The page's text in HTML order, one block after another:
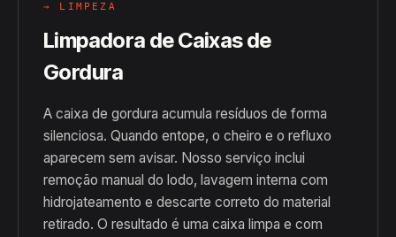
→ LIMPEZA
Limpadora de Caixas de
Gordura
A caixa de gordura acumula resíduos de forma
silenciosa. Quando entope, o cheiro e o refluxo
aparecem sem avisar. Nosso serviço inclui
remoção manual do lodo, lavagem interna com
hidrojateamento e descarte correto do material
retirado. O resultado é uma caixa limpa e com